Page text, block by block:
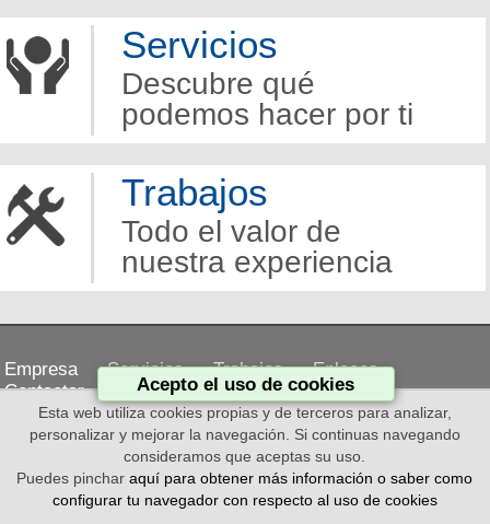
Servicios
Descubre qué
podemos hacer por ti
Trabajos
Todo el valor de
nuestra experiencia
Empresa Servicios Trabajos
Enlaces
Contactar
Aviso legal Política de cookies
Acepto el uso de cookies
Esta web utiliza cookies propias y de terceros para analizar,
personalizar y mejorar la navegación. Si continuas navegando
consideramos que aceptas su uso.
Puedes pincharaquí para obtener más información o saber como
configurar tu navegador con respecto al uso de cookies